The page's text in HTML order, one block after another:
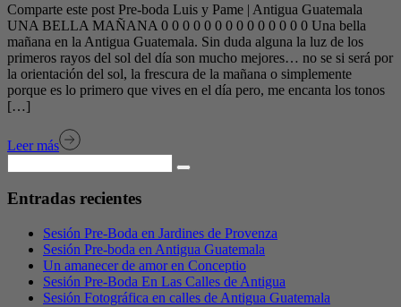
Comparte este post Pre-boda Luis y Pame | Antigua Guatemala
UNA BELLA MAÑANA 0 0 0 0 0 0 0 0 0 0 0 0 0 0 Una bella
mañana en la Antigua Guatemala. Sin duda alguna la luz de los
primeros rayos del sol del día son mucho mejores… no se si será por
la orientación del sol, la frescura de la mañana o simplemente
porque es lo primero que vives en el día pero, me encanta los tonos
[…]
Leer más
Entradas recientes
Sesión Pre-Boda en Jardines de Provenza
Sesión Pre-boda en Antigua Guatemala
Un amanecer de amor en Conceptio
Sesión Pre-Boda En Las Calles de Antigua
Sesión Fotográfica en calles de Antigua Guatemala